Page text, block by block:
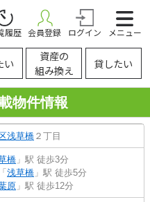
履歴 会員登録 ログイン メニュー
い
資産の
組み換え
貸したい
物件情報
浅草橋 ２丁目
橋 」駅 徒歩3分
「浅草橋 」駅 徒歩5分
原 」駅 徒歩12分